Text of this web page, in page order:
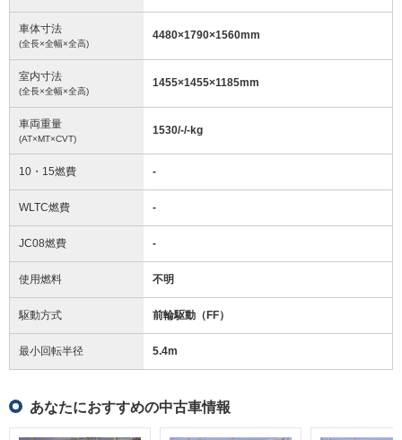
車体寸法
(全長×全幅×全高)
4480×1790×1560mm
室内寸法
(全長×全幅×全高)
1455×1455×1185mm
車両重量
(AT×MT×CVT)
1530/-/-kg
10・15燃費 -
WLTC燃費 -
JC08燃費 -
使用燃料 不明
駆動方式 前輪駆動（FF）
最小回転半径 5.4m
あなたにおすすめの中古車情報